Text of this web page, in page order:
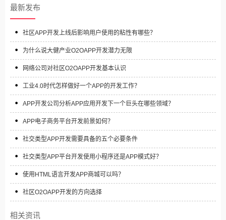
最新发布
社区APP开发上线后影响用户使用的粘性有哪些？
为什么说大健产业O2OAPP开发潜力无限
网络公司对社区O2OAPP开发基本认识
工业4.0时代怎样做好一个APP的开发工作？
APP开发公司分析APP应用开发下一个巨头在哪些领域？
APP电子商务平台开发前景如何？
社交类型APP开发需要具备的五个必要条件
社交类型APP平台开发使用小程序还是APP模式好？
使用HTML语言开发APP商城可以吗？
社区O2OAPP开发的方向选择
相关资讯